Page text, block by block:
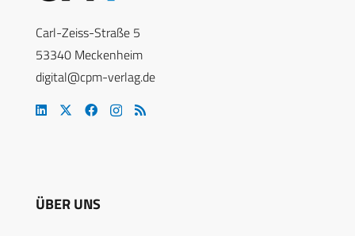
Carl-Zeiss-Straße 5
53340 Meckenheim
digital@cpm-verlag.de
ÜBER UNS